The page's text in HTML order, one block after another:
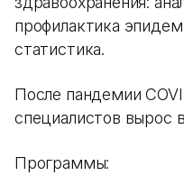
профилактика
статистика.
После пандемии
специалистов вырос
Программы: